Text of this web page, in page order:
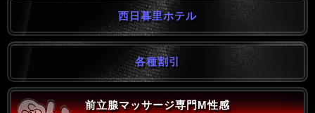
西日暮里ホテル
各種割引
前立腺マッサージ専門M性感